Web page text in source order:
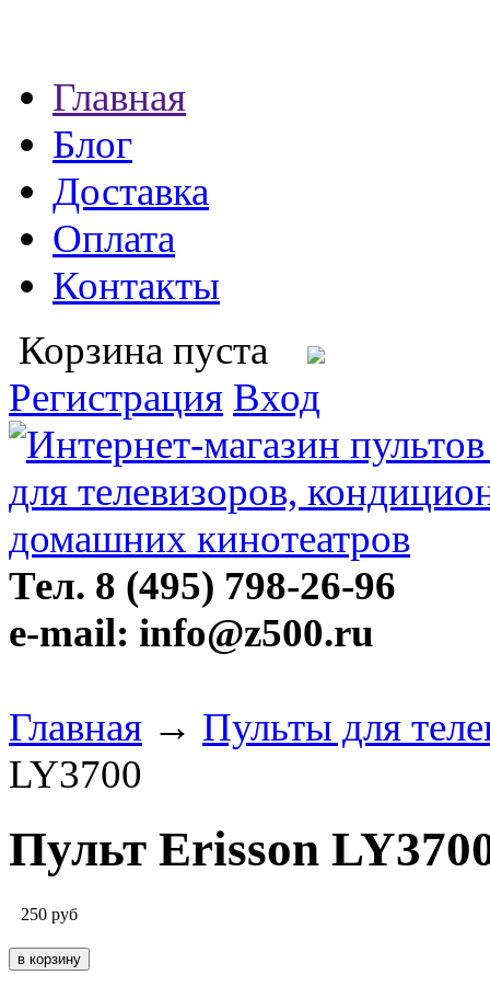
Главная
Блог
Доставка
Оплата
Контакты
Корзина пуста
Регистрация Вход
Тел. 8 (495) 798-26-96
e-mail: info@z500.ru
Главная → Пульты для
LY3700
Пульт Erisson
250 руб